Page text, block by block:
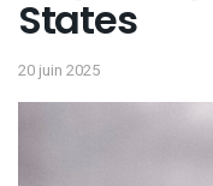
States
20 juin 2025